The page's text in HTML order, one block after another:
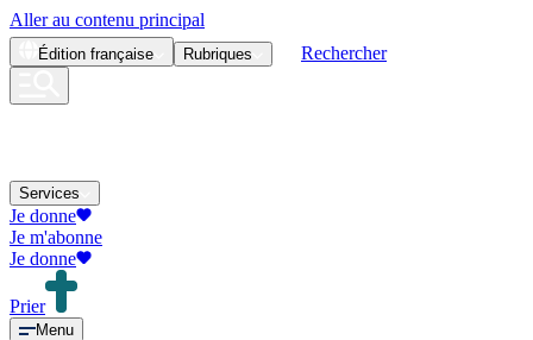
Aller au contenu principal
Édition française Rubriques Rechercher
Services
Je donne
Je m'abonne
Je donne
Prier
Menu